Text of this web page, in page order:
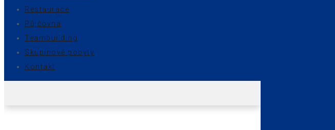
Restaurace
Půjčovna
Teambuilding
Skupinové pobyty
Kontakt